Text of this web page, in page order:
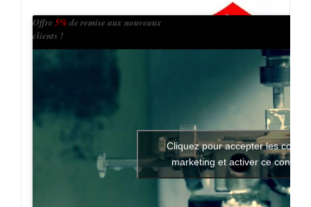
Offre 5%de remise aux nouveaux
clients !
Cliquez pour accepter les
marketing et activer ce contenu